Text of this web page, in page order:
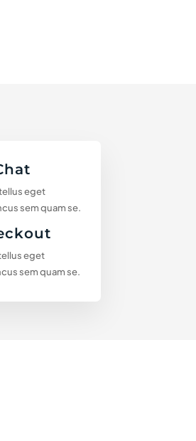
eget
sem quam se.
eget
sem quam se.